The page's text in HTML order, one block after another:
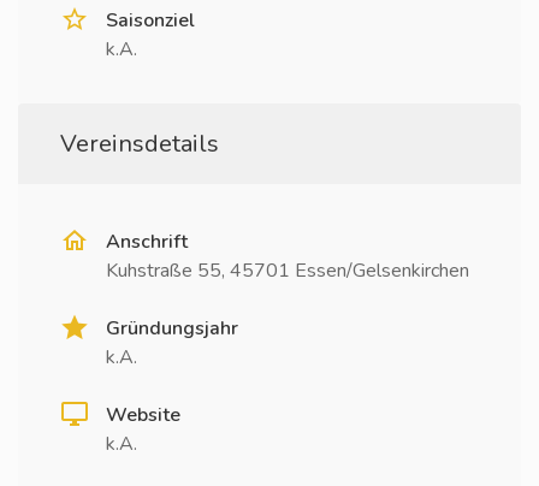
Saisonziel
k.A.
Vereinsdetails
Anschrift
Kuhstraße 55, 45701 Essen/Gelsenkirchen
Gründungsjahr
k.A.
Website
k.A.